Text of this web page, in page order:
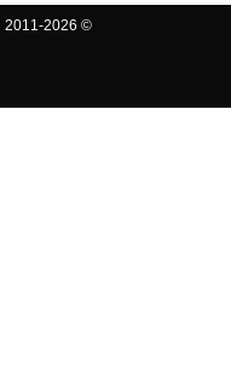
2011-2026 ©